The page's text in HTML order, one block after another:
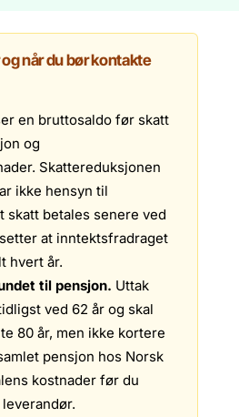
når du bør kontakte
en bruttosaldo før skatt
og
Skattereduksjonen
ikke hensyn til
skatt betales senere ved
at inntektsfradraget
hvert år.
til pensjon. Uttak
ved 62 år og skal
80 år, men ikke kortere
pensjon hos Norsk
kostnader før du